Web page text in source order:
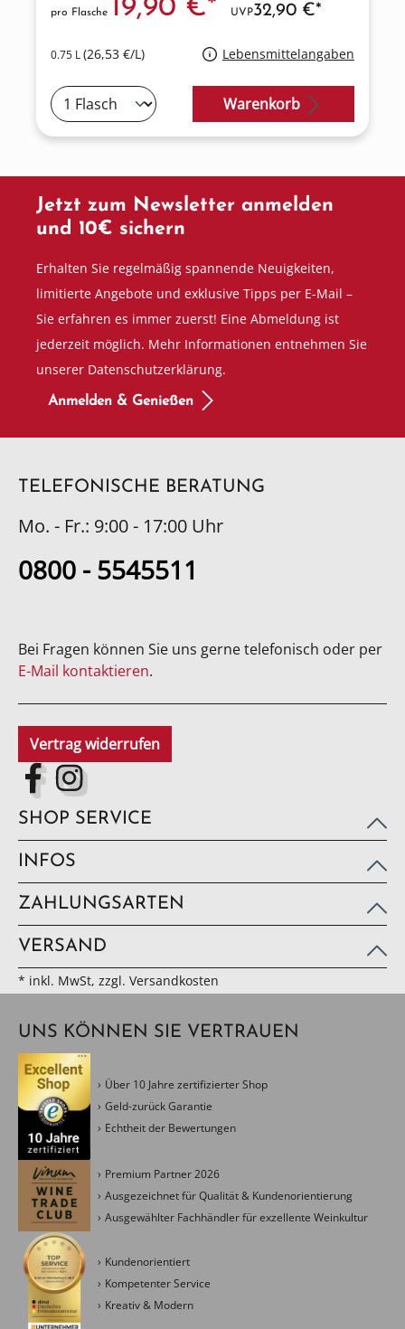
0.75 L(26,53 €/L) Lebensmittelangaben
pro Flasche 19,90 €* UVP32,90 €*
Warenkorb
Jetzt zum Newsletter anmelden
und 10€ sichern
Erhalten Sie regelmäßig spannende Neuigkeiten,
limitierte Angebote und exklusive Tipps per E-Mail –
Sie erfahren es immer zuerst! Eine Abmeldung ist
jederzeit möglich. Mehr Informationen entnehmen Sie
unserer Datenschutzerklärung.
Anmelden & Genießen
TELEFONISCHE BERATUNG
Mo. - Fr.: 9:00 - 17:00 Uhr
0800 - 5545511
Bei Fragen können Sie uns gerne telefonisch oder per
E-Mail kontaktieren.
Vertrag widerrufen
SHOP SERVICE
INFOS
ZAHLUNGSARTEN
VERSAND
* inkl. MwSt, zzgl. Versandkosten
UNS KÖNNEN SIE VERTRAUEN
Über 10 Jahre zertifizierter Shop
Geld-zurück Garantie
Echtheit der Bewertungen
Premium Partner 2026
Ausgezeichnet für Qualität & Kundenorientierung
Ausgewählter Fachhändler für exzellente Weinkultur
Kundenorientiert
Kompetenter Service
Kreativ & Modern